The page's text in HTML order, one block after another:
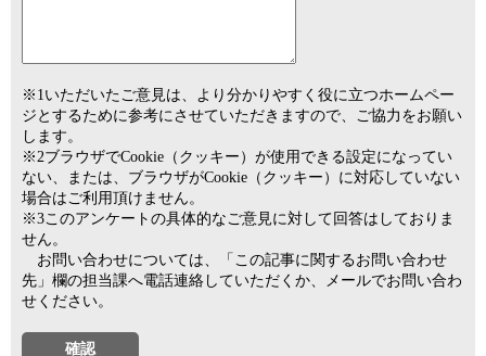
※1いただいたご意見は、より分かりやすく役に立つホームペー
ジとするために参考にさせていただきますので、ご協力をお願い
します。
※2ブラウザでCookie（クッキー）が使用できる設定になってい
ない、または、ブラウザがCookie（クッキー）に対応していない
場合はご利用頂けません。
※3このアンケートの具体的なご意見に対して回答はしておりま
せん。
お問い合わせについては、「この記事に関するお問い合わせ
先」欄の担当課へ電話連絡していただくか、メールでお問い合わ
せください。